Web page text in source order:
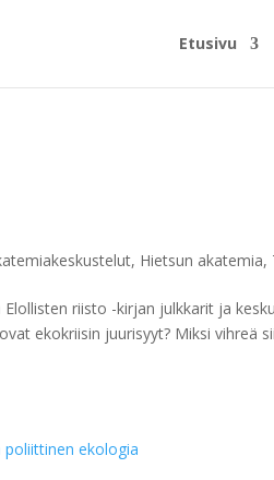
Etusivu
, Hietsun akatemia,
riisto -kirjan julkkarit ja
ekokriisin juurisyyt? Miksi vihreä